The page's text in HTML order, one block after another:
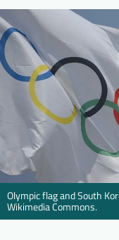
Methode
Blog
Downloads
FAQ
Kontakt
Olympic flag and South
Wikimedia Commons.